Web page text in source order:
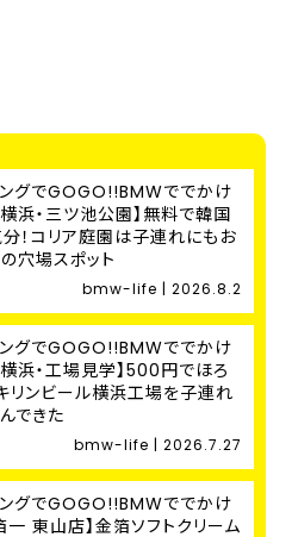
グでGOGO!!BMWででかけ
横浜・三ツ池公園】無料で韓国
！コリア庭園は子連れにもお
穴場スポット
bmw-life | 2026.8.2
グでGOGO!!BMWででかけ
横浜・工場見学】500円でほろ
リンビール横浜工場を子連れ
できた
bmw-life | 2026.7.27
グでGOGO!!BMWででかけ
一 東山店】金箔ソフトクリーム